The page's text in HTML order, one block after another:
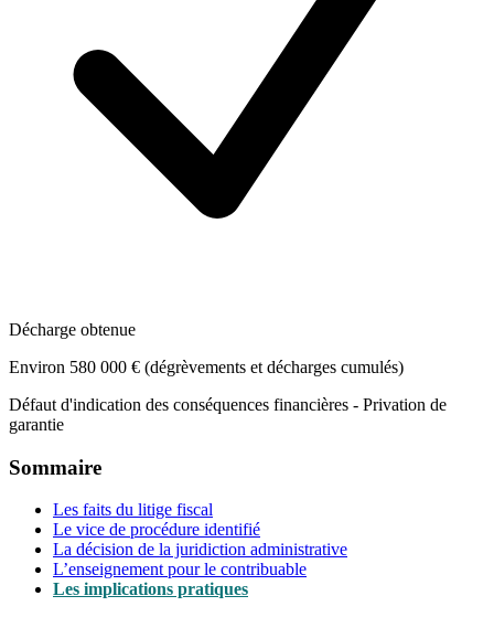
Décharge obtenue
Environ 580 000 € (dégrèvements et décharges cumulés)
Défaut d'indication des conséquences financières - Privation de
garantie
Sommaire
Les faits du litige fiscal
Le vice de procédure identifié
La décision de la juridiction administrative
L’enseignement pour le contribuable
Les implications pratiques